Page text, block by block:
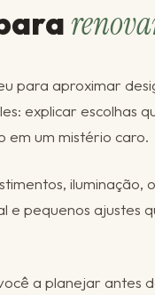
para aproximar
explicar escolhas
em um mistério caro.
iluminação,
e pequenos ajustes
a planejar antes